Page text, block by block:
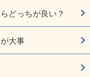
どっちが良い？
大事